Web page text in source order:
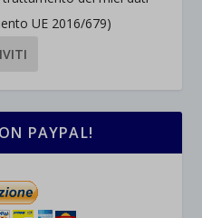
UE 2016/679)
PAYPAL!